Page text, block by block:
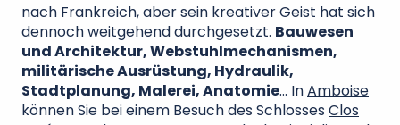
nach Frankreich, aber sein kreativer Geist hat sich
dennoch weitgehend durchgesetzt. Bauwesen
und Architektur, Webstuhlmechanismen,
militärische Ausrüstung, Hydraulik,
Stadtplanung, Malerei, Anatomie… InAmboise
können Sie bei einem Besuch des SchlossesClos